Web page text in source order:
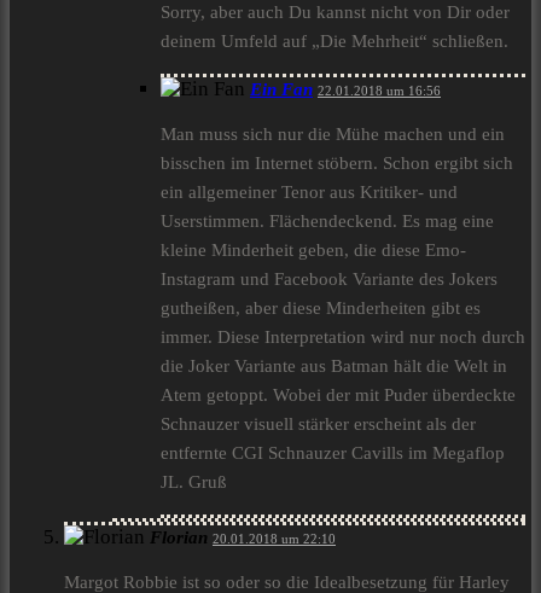
Sorry, aber auch Du kannst nicht von Dir oder
deinem Umfeld auf „Die Mehrheit“ schließen.
Ein Fan 22.01.2018 um 16:56
Man muss sich nur die Mühe machen und ein
bisschen im Internet stöbern. Schon ergibt sich
ein allgemeiner Tenor aus Kritiker- und
Userstimmen. Flächendeckend. Es mag eine
kleine Minderheit geben, die diese Emo-
Instagram und Facebook Variante des Jokers
gutheißen, aber diese Minderheiten gibt es
immer. Diese Interpretation wird nur noch durch
die Joker Variante aus Batman hält die Welt in
Atem getoppt. Wobei der mit Puder überdeckte
Schnauzer visuell stärker erscheint als der
entfernte CGI Schnauzer Cavills im Megaflop
JL. Gruß
Florian 20.01.2018 um 22:10
Margot Robbie ist so oder so die Idealbesetzung für Harley